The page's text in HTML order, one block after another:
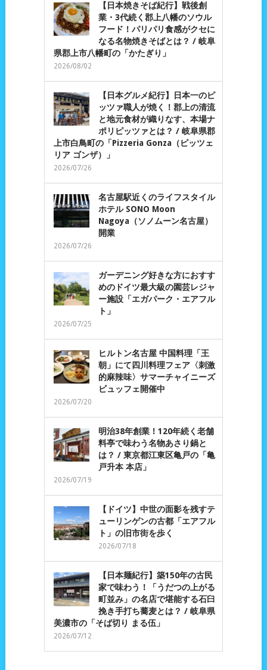
【日本焼きそば紀行】戦後創
業・3代続く郡上八幡のソウル
フード！パリパリ食感がクセに
なる名物焼きそばとは？ / 岐阜
県郡上市八幡町の「かたぎり」
2026/08/02
【日本グルメ紀行】日本一のピ
ッツァ職人が焼く！郡上の清流
と地元食材が織りなす、本場ナ
ポリピッツァとは？ / 岐阜県郡
上市白鳥町の「Pizzeria Gonza（ピッツェ
リア ゴンザ）」
2026/07/26
名古屋駅近くのライフスタイル
ホテル SONO Moon
Nagoya（ソノムーン名古屋）
開業
2026/07/26
ガーデニング好きな方におすす
めのドイツ最大級の園芸レジャ
ー施設「エガパーク・エアフル
ト」
2026/07/25
ヒルトン名古屋 中国料理「王
朝」にて四川料理フェア〈刺激
的麻辣味〉サマーチャイニーズ
ビュッフェ開催中
2026/07/20
明治38年創業！120年続く老舗
料亭で味わう名物あさり鍋と
は？ / 東京都江東区亀戸の「亀
戸升本 本店」
2026/07/19
【ドイツ】中世の面影を残すテ
ューリンゲンの古都「エアフル
ト」の旧市街を歩く
2026/07/18
【日本麺紀行】築150年の古民
家で味わう！「うだつの上がる
町並み」の名店で堪能する石臼
挽き手打ち蕎麦とは？ / 岐阜県
美濃市の「そば切り まる伍」
2026/07/12